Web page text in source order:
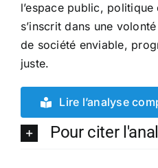
l’espace public,
s’inscrit dans une
de société enviable,
juste.
Lire l’analyse
Pour citer